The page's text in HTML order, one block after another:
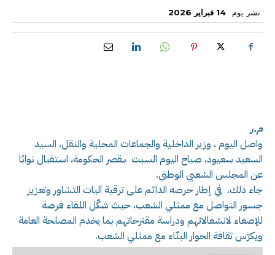
نشر يوم 14 فبراير 2026
م.ر
واصل اليوم ، وزير الداخلية والجماعات المحلية والنقل، السيد
السعيد سعيود، صباح اليوم السبت بـقصر الحكومة، استقبال نوابًا
عن المجلس الشعبي الوطني.
جاء ذلك، في إطار حرصه الدائم على ترقية آليات التشاور وتعزيز
جسور التواصل مع ممثلي الشعب، حيث شكّل اللقاء فرصة
للإصغاء لانشغالاتهم ودراسة مقترحاتهم بما يخدم المصلحة العامة
ويكرّس ثقافة الحوار البنّاء مع ممثلي الشعب.